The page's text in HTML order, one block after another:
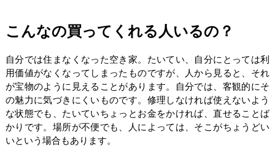
こんなの買ってくれる人いるの？
自分では住まなくなった空き家。たいてい、自分にとっては利
用価値がなくなってしまったものですが、人から見ると、それ
が宝物のように見えることがあります。自分では、客観的にそ
の魅力に気づきにくいものです。修理しなければ使えないよう
な状態でも、たいていちょっとお金をかければ、直せることば
かりです。場所が不便でも、人によっては、そこがちょうどい
いという場合もあります。